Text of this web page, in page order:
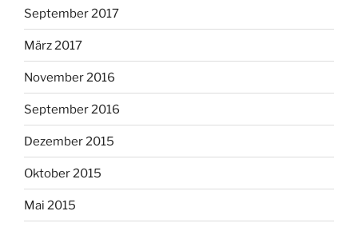
September 2017
März 2017
November 2016
September 2016
Dezember 2015
Oktober 2015
Mai 2015